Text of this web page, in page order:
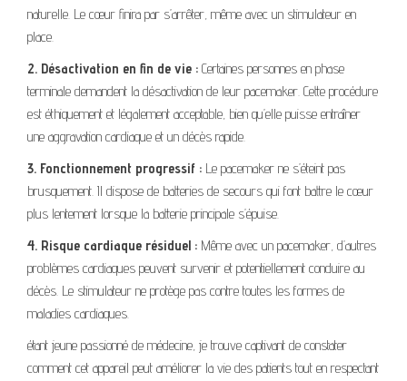
naturelle. Le cœur finira par s’arrêter, même avec un stimulateur en
place.
2. Désactivation en fin de vie : Certaines personnes en phase
terminale demandent la désactivation de leur pacemaker. Cette procédure
est éthiquement et légalement acceptable, bien qu’elle puisse entraîner
une aggravation cardiaque et un décès rapide.
3. Fonctionnement progressif : Le pacemaker ne s’éteint pas
brusquement. Il dispose de batteries de secours qui font battre le cœur
plus lentement lorsque la batterie principale s’épuise.
4. Risque cardiaque résiduel : Même avec un pacemaker, d’autres
problèmes cardiaques peuvent survenir et potentiellement conduire au
décès. Le stimulateur ne protège pas contre toutes les formes de
maladies cardiaques.
étant jeune passionné de médecine, je trouve captivant de constater
comment cet appareil peut améliorer la vie des patients tout en respectant